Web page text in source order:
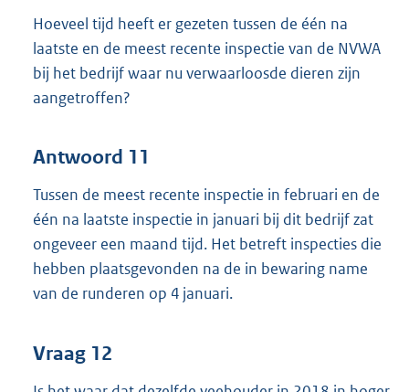
Hoeveel tijd heeft er gezeten tussen de één na
laatste en de meest recente inspectie van de NVWA
bij het bedrijf waar nu verwaarloosde dieren zijn
aangetroffen?
Antwoord 11
Tussen de meest recente inspectie in februari en de
één na laatste inspectie in januari bij dit bedrijf zat
ongeveer een maand tijd. Het betreft inspecties die
hebben plaatsgevonden na de in bewaring name
van de runderen op 4 januari.
Vraag 12